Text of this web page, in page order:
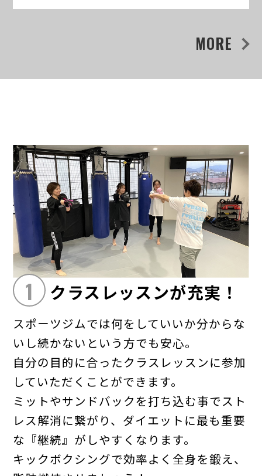
MORE
1 クラスレッスンが充実！
スポーツジムでは何をしていいか分からな
いし続かないという方でも安心。
自分の目的に合ったクラスレッスンに参加
していただくことができます。
ミットやサンドバックを打ち込む事でスト
レス解消に繋がり、ダイエットに最も重要
な『継続』がしやすくなります。
キックボクシングで効率よく全身を鍛え、